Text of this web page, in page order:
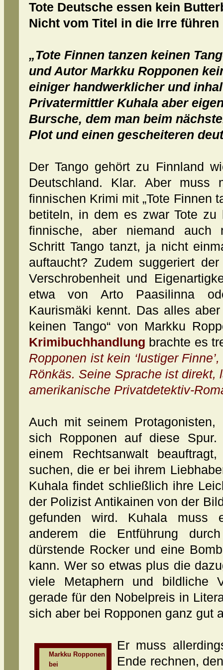
Tote Deutsche essen kein
Nicht vom Titel in die Irre führen
„Tote Finnen tanzen keinen
und Autor Markku Ropponen
einiger handwerklicher und
Privatermittler Kuhala aber
Bursche, dem man beim
Plot und einen gescheiteren
Der Tango gehört zu Finnland
Deutschland. Klar. Aber muss
finnischen Krimi mit „Tote Finnen
betiteln, in dem es zwar Tote zu
finnische, aber niemand auch
Schritt Tango tanzt, ja nicht
auftaucht? Zudem suggeriert
Verschrobenheit und
etwa von Arto Paasilinna
Kaurismäki kennt. Das alles
keinen Tango“ von Markku
Krimibuchhandlung brachte es
Ropponen ist kein ‘lustiger
Rönkäs. Seine Sprache ist
amerikanische Privatdetektiv-
Auch mit seinem Protagonisten,
sich Ropponen auf diese
einem Rechtsanwalt
suchen, die er bei ihrem
Kuhala findet schließlich ihre
der Polizist Antikainen von der
gefunden wird. Kuhala muss
anderem die Entführung
dürstende Rocker und eine
kann. Wer so etwas plus die
viele Metaphern und bildliche
gerade für den Nobelpreis in
sich aber bei Ropponen ganz gut
Markku Ropponen
bei
Er muss
Ende rechnen,